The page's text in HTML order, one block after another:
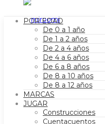
POR EDAD
De 0 a 1 año
De 1 a 2 años
De 2 a 4 años
De 4 a 6 años
De 6 a 8 años
De 8 a 10 años
De 8 a 12 años
MARCAS
JUGAR
Construcciones
Cuentacuentos